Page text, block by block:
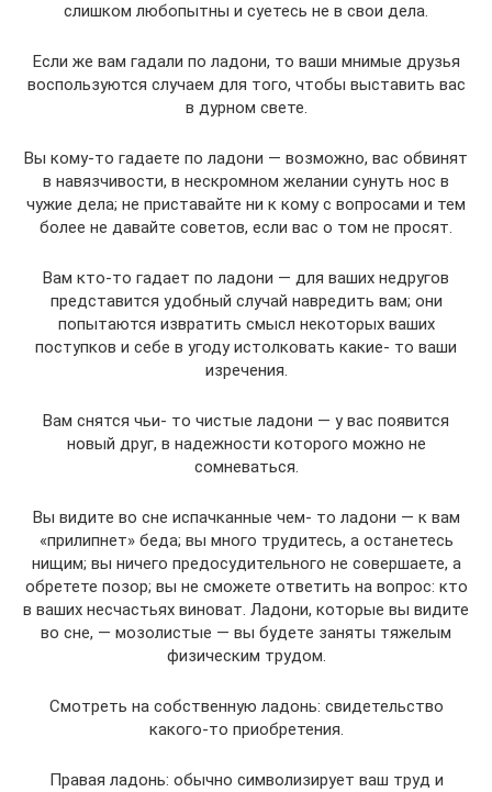
слишком любопытны и суетесь не в свои дела.
Если же вам гадали по ладони, то ваши мнимые друзья
воспользуются случаем для того, чтобы выставить вас
в дурном свете.
Вы кому-то гадаете по ладони — возможно, вас обвинят
в навязчивости, в нескромном желании сунуть нос в
чужие дела; не приставайте ни к кому с вопросами и тем
более не давайте советов, если вас о том не просят.
Вам кто-то гадает по ладони — для ваших недругов
представится удобный случай навредить вам; они
попытаются извратить смысл некоторых ваших
поступков и себе в угоду истолковать какие- то ваши
изречения.
Вам снятся чьи- то чистые ладони — у вас появится
новый друг, в надежности которого можно не
сомневаться.
Вы видите во сне испачканные чем- то ладони — к вам
«прилипнет» беда; вы много трудитесь, а останетесь
нищим; вы ничего предосудительного не совершаете, а
обретете позор; вы не сможете ответить на вопрос: кто
в ваших несчастьях виноват. Ладони, которые вы видите
во сне, — мозолистые — вы будете заняты тяжелым
физическим трудом.
Смотреть на собственную ладонь: свидетельство
какого-то приобретения.
Правая ладонь: обычно символизирует ваш труд и